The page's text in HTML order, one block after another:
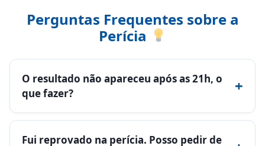
Perguntas Frequentes sobre a
Perícia
O resultado não apareceu após as 21h, o
que fazer?
+
Fui reprovado na perícia. Posso pedir de